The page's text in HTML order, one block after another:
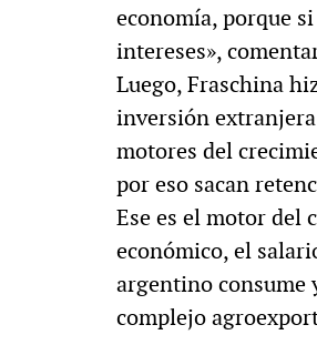
economía, porque
intereses»,
Luego, Fraschina
inversión
motores del
por eso sacan
Ese es el motor del
económico, el
argentino consume
complejo